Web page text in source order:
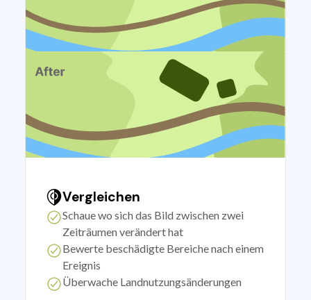
Vergleichen
Schaue wo sich das Bild zwischen zwei
Zeiträumen verändert hat
Bewerte beschädigte Bereiche nach einem
Ereignis
Überwache Landnutzungsänderungen